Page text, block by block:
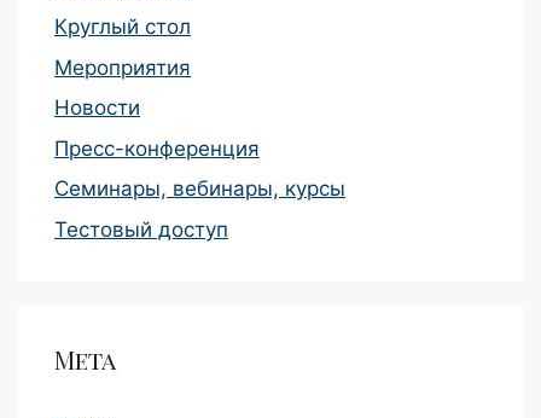
Круглый стол
Мероприятия
Новости
Пресс-конференция
Семинары, вебинары, курсы
Тестовый доступ
Мета